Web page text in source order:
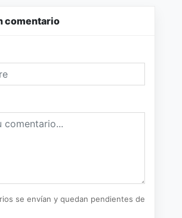
comentario
se envían y quedan pendientes de